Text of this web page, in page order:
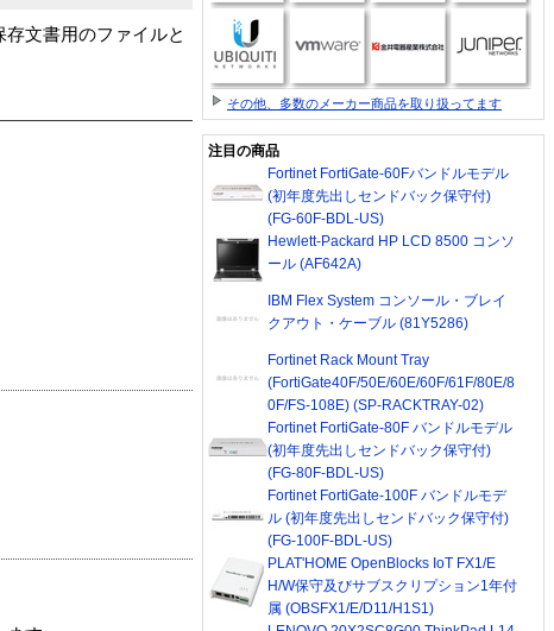
文書用のファイルと
その他、多数のメーカー商品を取り扱ってます
注目の商品
Fortinet FortiGate-60Fバンドルモデル
(初年度先出しセンドバック保守付)
(FG-60F-BDL-US)
Hewlett-Packard HP LCD 8500 コンソ
ール (AF642A)
IBM Flex System コンソール・ブレイ
クアウト・ケーブル (81Y5286)
Fortinet Rack Mount Tray
(FortiGate40F/50E/60E/60F/61F/80E/8
0F/FS-108E) (SP-RACKTRAY-02)
Fortinet FortiGate-80F バンドルモデル
(初年度先出しセンドバック保守付)
(FG-80F-BDL-US)
Fortinet FortiGate-100F バンドルモデ
ル (初年度先出しセンドバック保守付)
(FG-100F-BDL-US)
PLAT'HOME OpenBlocks IoT FX1/E
H/W保守及びサブスクリプション1年付
属 (OBSFX1/E/D11/H1S1)